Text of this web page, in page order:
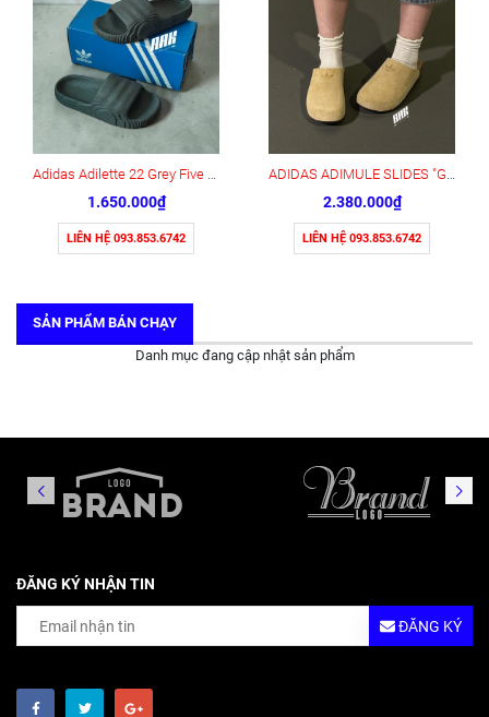
Adidas Adilette 22 Grey Five Core Black (HP6522)
1.650.000₫
LIÊN HỆ 093.853.6742
ADIDAS ADIMULE SLIDES "GOLDEN" ( JR3587)
2.380.000₫
LIÊN HỆ 093.853.6742
SẢN PHẨM BÁN CHẠY
Danh mục đang cập nhật sản phẩm
ĐĂNG KÝ NHẬN TIN
ĐĂNG KÝ